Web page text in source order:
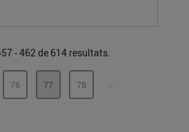
- 462 de 614 resultats.
INTERMÈDIES
PÀGINA
76 PÀGINA
77 PÀGINA
78 ...PÀGINES